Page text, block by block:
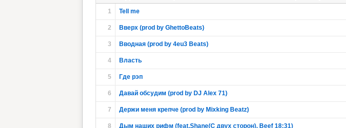
1 Tell me
2 Вверх (prod by GhettoBeats)
3 Вводная (prod by 4eu3 Beats)
4 Власть
5 Где рэп
6 Давай обсудим (prod by DJ Alex 71)
7 Держи меня крепче (prod by Mixking Beatz)
8 Дым наших рифм (feat.Shane(С двух сторон), Beef 18:31)